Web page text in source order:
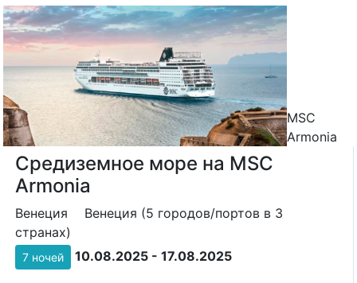
MSC
Armonia
Средиземное море на MSC
Armonia
Венеция
Венеция (5 городов/портов в 3
странах)
7 ночей 10.08.2025 - 17.08.2025